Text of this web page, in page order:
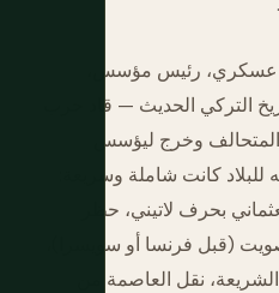
عسكري، رئيس مؤسس،
التركي الحديث — قاد حرب
المتحالف وخرج ليؤسس
في 1923. تحولاته للبلاد كانت شاملة وسريعة:
بحرف لاتيني، حظر
(قبل فرنسا أو سويسرا)،
نقل العاصمة من